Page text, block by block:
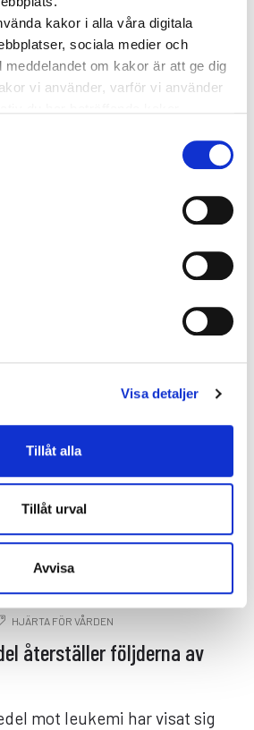
kakor i alla våra digitala
sociala medier och
meddelandet om kakor är att ge dig
vi använder, varför vi använder
i vår
Integritetspolicy
Visa detaljer
Tillåt alla
Tillåt urval
Avvisa
genom att hitta
kan identifieras redan i
…
HJÄRTA FÖR VÅRDEN
återställer följderna av
mot leukemi har visat sig